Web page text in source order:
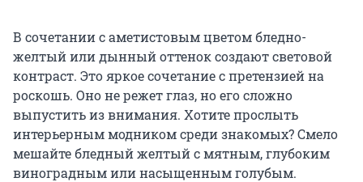
В сочетании с аметистовым цветом бледно-
желтый или дынный оттенок создают световой
контраст. Это яркое сочетание с претензией на
роскошь. Оно не режет глаз, но его сложно
выпустить из внимания. Хотите прослыть
интерьерным модником среди знакомых? Смело
мешайте бледный желтый с мятным, глубоким
виноградным или насыщенным голубым.